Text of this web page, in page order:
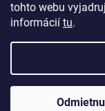
tohto webu
informácií tu.
Copyright